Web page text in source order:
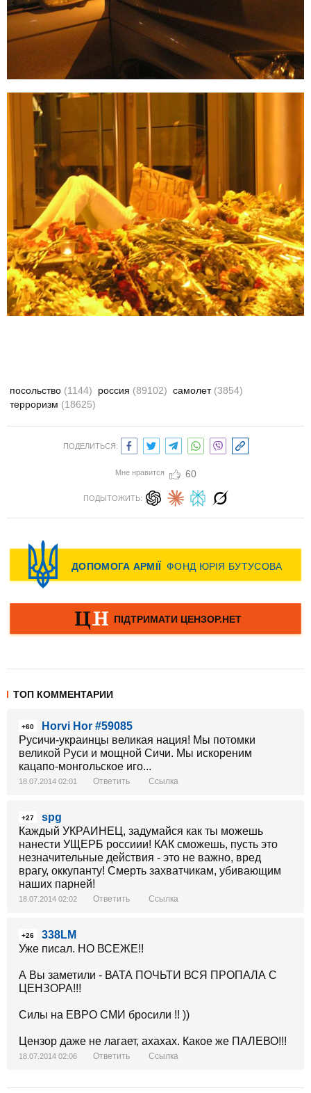
посольство (1144) россия (89102) самолет (3854)
терроризм (18625)
ПОДЕЛИТЬСЯ:
Мне нравится 60
ПОДЫТОЖИТЬ:
ТОП КОММЕНТАРИИ
+60
Horvi Hor #59085
Русичи-украинцы великая нация! Мы потомки
великой Руси и мощной Сичи. Мы искореним
кацапо-монгольское иго...
18.07.2014 02:01 Ответить Ссылка
+27
spg
Каждый УКРАИНЕЦ, задумайся как ты можешь
нанести УЩЕРБ россиии! КАК сможешь, пусть это
незначительные действия - это не важно, вред
врагу, оккупанту! Смерть захватчикам, убивающим
наших парней!
18.07.2014 02:02 Ответить Ссылка
+26
338LM
Уже писал. НО ВСЕЖЕ!!
А Вы заметили - ВАТА ПОЧЬТИ ВСЯ ПРОПАЛА С
ЦЕНЗОРА!!!
Силы на ЕВРО СМИ бросили !! ))
Цензор даже не лагает, ахахах. Какое же ПАЛЕВО!!!
18.07.2014 02:06 Ответить Ссылка